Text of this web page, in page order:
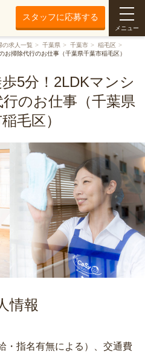
スタッフに応募する
メニュー
の求人一覧 千葉県 千葉市
稲毛区
掃除代行のお仕事（千葉県千葉市稲毛区）
5分！2LDKマンシ
のお仕事（千葉県
毛区）
情報
・指名有無による）、交通費